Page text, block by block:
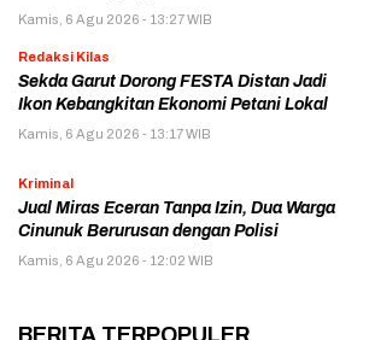
Kamis, 6 Agu 2026 - 13:27 WIB
Redaksi Kilas
Sekda Garut Dorong FESTA Distan Jadi
Ikon Kebangkitan Ekonomi Petani Lokal
Kamis, 6 Agu 2026 - 13:17 WIB
Kriminal
Jual Miras Eceran Tanpa Izin, Dua Warga
Cinunuk Berurusan dengan Polisi
Kamis, 6 Agu 2026 - 12:02 WIB
BERITA TERPOPULER